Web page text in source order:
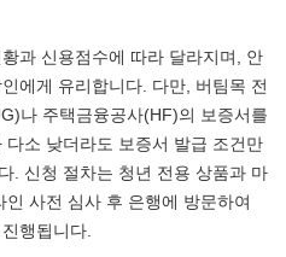
과 신용점수에 따라 달라지며, 안
에게 유리합니다. 다만, 버팀목 전
나 주택금융공사(HF)의 보증서를
소 낮더라도 보증서 발급 조건만
. 신청 절차는 청년 전용 상품과 마
사전 심사 후 은행에 방문하여
행됩니다.